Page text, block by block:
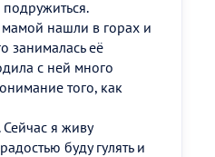
нашли в горах и
занималась её
с ней много
того, как
я живу
буду гулять и